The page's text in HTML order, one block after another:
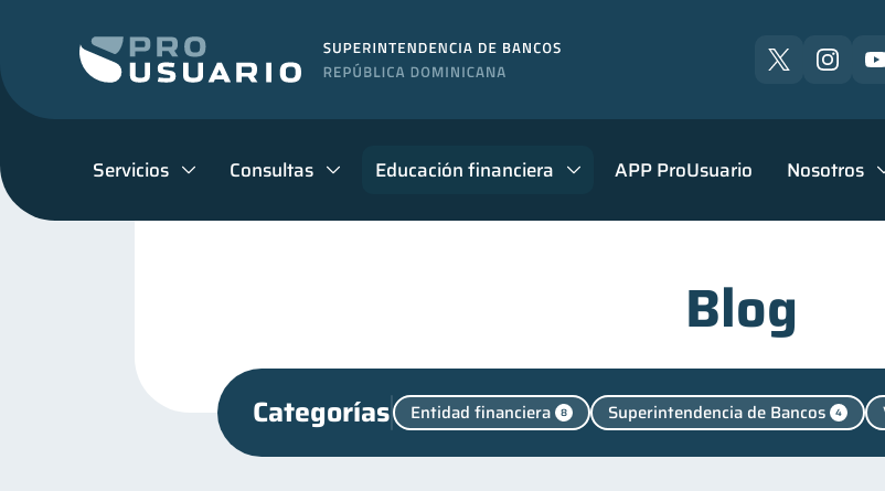
Servicios Consultas Educación financiera APP ProUsuario Nosotros
Blog
Categorías Entidad financiera 8 Superintendencia de Bancos 4